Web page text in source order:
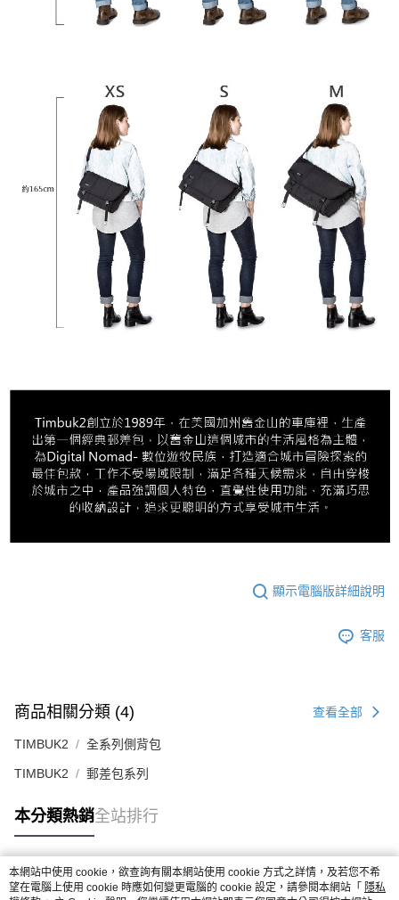
顯示電腦版詳細說明
客服
商品相關分類 (4) 查看全部
TIMBUK2 全系列側背包
TIMBUK2 郵差包系列
本分類熱銷全站排行
熱門標籤
本網站中使用 cookie，欲查詢有關本網站使用 cookie 方式之詳情，及若您不希
望在電腦上使用 cookie 時應如何變更電腦的 cookie 設定，請參閱本網站「 隱私